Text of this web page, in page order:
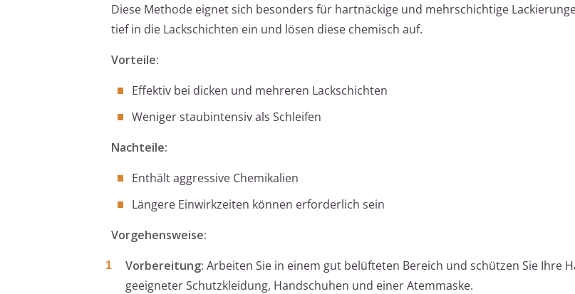
Diese Methode eignet sich besonders für hartnäckige und mehrschichtige
tief in die Lackschichten ein und lösen diese chemisch auf.
Vorteile:
Effektiv bei dicken und mehreren Lackschichten
Weniger staubintensiv als Schleifen
Nachteile:
Enthält aggressive Chemikalien
Längere Einwirkzeiten können erforderlich sein
Vorgehensweise:
Vorbereitung: Arbeiten Sie in einem gut belüfteten Bereich und schützen Sie Ihre
geeigneter Schutzkleidung, Handschuhen und einer Atemmaske.